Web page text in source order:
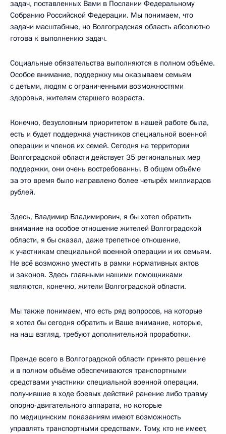
задач, поставленных Вами в Послании Федеральному
Собранию Российской Федерации. Мы понимаем, что
задачи масштабные, но Волгоградская область абсолютно
готова к выполнению задач.
Социальные обязательства выполняются в полном объёме.
Особое внимание, поддержку мы оказываем семьям
с детьми, людям с ограниченными возможностями
здоровья, жителям старшего возраста.
Конечно, безусловным приоритетом в нашей работе была,
есть и будет поддержка участников специальной военной
операции и членов их семей. Сегодня на территории
Волгоградской области действует 35 региональных мер
поддержки, они очень востребованны. В общем объёме
за это время было направлено более четырёх миллиардов
рублей.
Здесь, Владимир Владимирович, я бы хотел обратить
внимание на особое отношение жителей Волгоградской
области, я бы сказал, даже трепетное отношение,
к участникам специальной военной операции и их семьям.
Не всё возможно уместить в рамки нормативных актов
и законов. Здесь главными нашими помощниками
являются, конечно, жители Волгоградской области.
Мы также понимаем, что есть ряд вопросов, на которые
я хотел бы сегодня обратить и Ваше внимание, которые,
на наш взгляд, требуют дополнительной проработки.
Прежде всего в Волгоградской области принято решение
и в полном объёме обеспечиваются транспортными
средствами участники специальной военной операции,
получившие в ходе боевых действий ранение либо травму
опорно-двигательного аппарата, но которые
по медицинским показаниям имеют возможность
управлять транспортными средствами. Тому, кто не имеет,